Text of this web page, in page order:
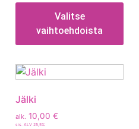
Valitse
vaihtoehdoista
Jälki
alk. 10,00 €
sis. ALV 25,5%